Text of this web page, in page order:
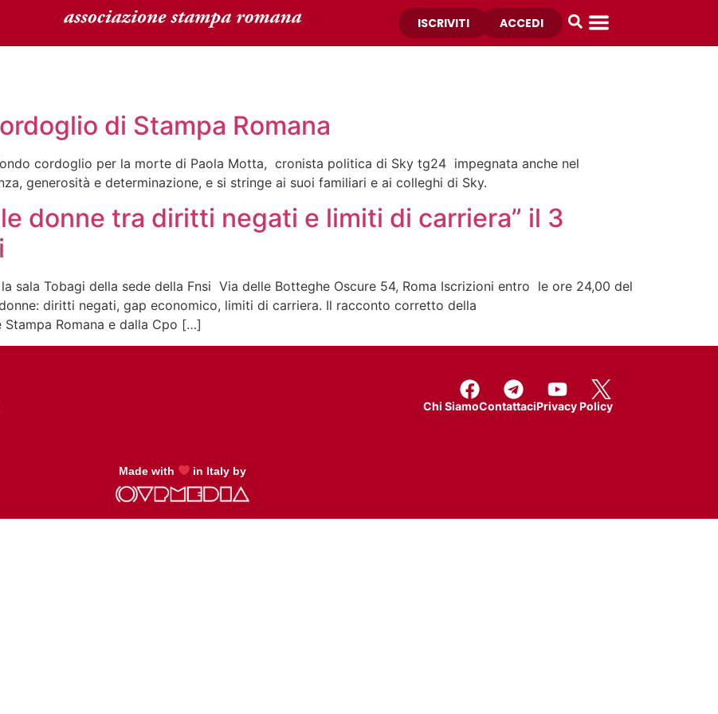
ISCRIVITI ACCEDI
di Stampa Romana
cordoglio per la morte di Paola Motta, cronista politica di Sky tg24 impegnata anche nel
generosità e determinazione, e si stringe ai suoi familiari e ai colleghi di Sky.
donne tra diritti negati e limiti di carriera” il 3
sala Tobagi della sede della Fnsi Via delle Botteghe Oscure 54, Roma Iscrizioni entro le ore 24,00 del
diritti negati, gap economico, limiti di carriera. Il racconto corretto della
Stampa Romana e dalla Cpo […]
Chi SiamoContattaciPrivacy Policy
Made with in Italy by